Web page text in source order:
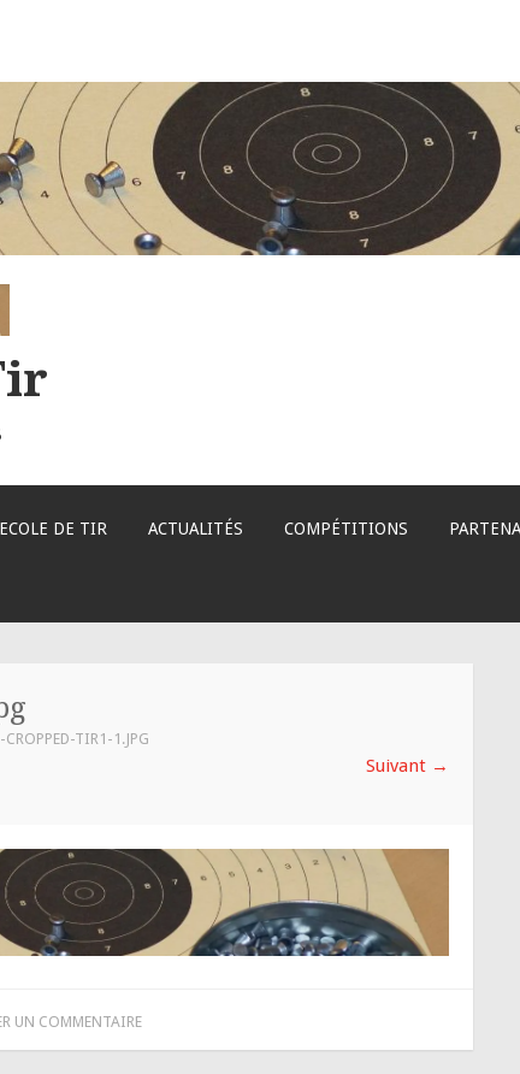
ECOLE DE TIR ACTUALITÉS COMPÉTITIONS
CROPPED-TIR1-1.JPG
Suivant →
UN COMMENTAIRE